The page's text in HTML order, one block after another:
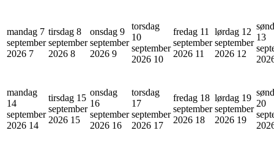
mandag 7
september
2026 7
tirsdag 8
september
2026 8
onsdag 9
september
2026 9
torsdag
10
september
2026 10
fredag 11
september
2026 11
lørdag 12
september
2026 12
13
mandag
14
september
2026 14
tirsdag 15
september
2026 15
onsdag
16
september
2026 16
torsdag
17
september
2026 17
fredag 18
september
2026 18
lørdag 19
september
2026 19
20